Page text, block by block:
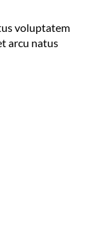
voluptatem
arcu natus